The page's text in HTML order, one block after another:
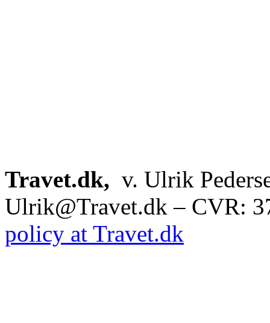
Travet.dk, v. Ulrik
Ulrik@Travet.dk – CVR:
policy at Travet.dk